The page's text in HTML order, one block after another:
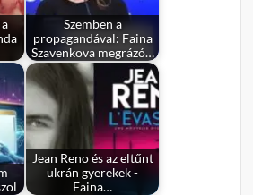
Szemben a
propagandával: Faina
Szavenkova megrázó…
Jean Reno és az eltűnt
ukrán gyerekek -
Faina…